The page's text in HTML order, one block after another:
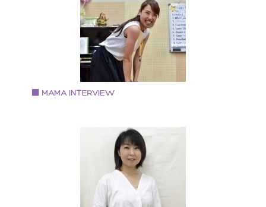
6歳3歳の兄弟の母。食べる事や料理する事が好き。 予
医学食養生士 野菜ソムリエ フードコーディネーター 耳
つぼシニアインストラクター わらべうたベビーマッサ
ジ フォトアルバムコーディネーター
次世代型子ども英語講師 英語コーチ 英語リトミック講
トレーナー 英会話スクール勤務・グランドスタッフ・
室乗務員の経験を経て現在は市や町の子育て支援セン
ーで英語講座や、英語リトミック講座を開講している